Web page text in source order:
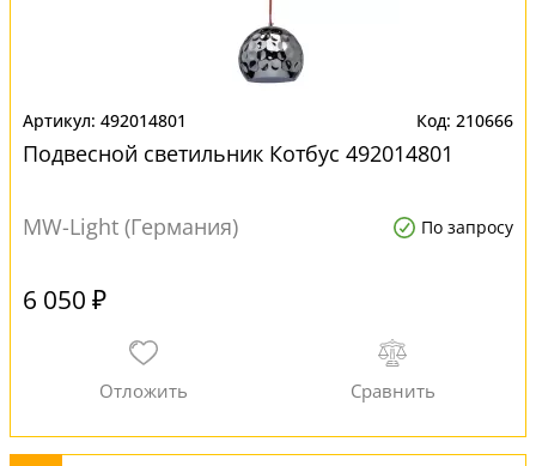
492014801 210666
Подвесной светильник Котбус 492014801
MW-Light (Германия) По запросу
6 050 ₽